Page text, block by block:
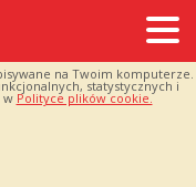
na Twoim komputerze.
statystycznych i
w Polityce plików cookie.